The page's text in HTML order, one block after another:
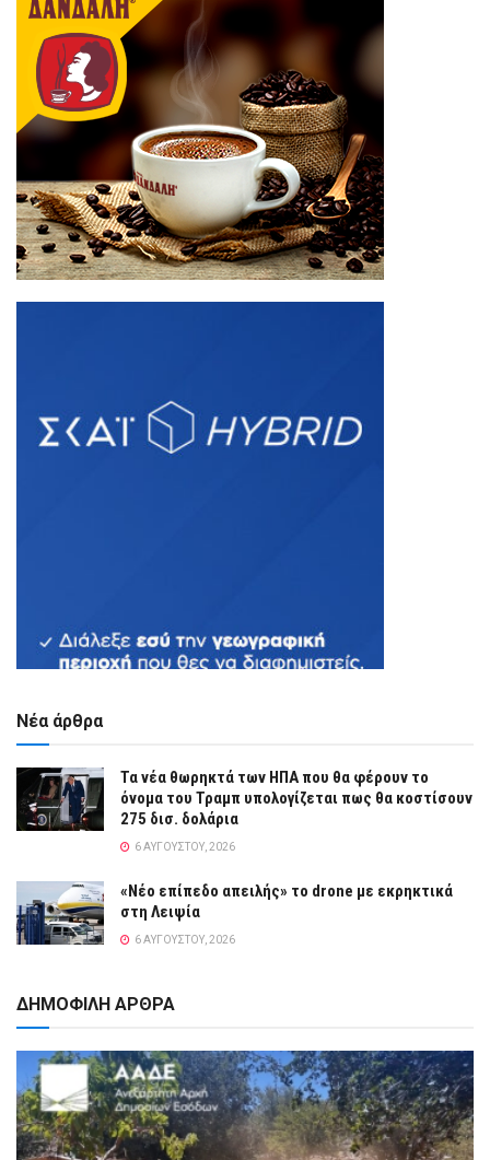
Νέα άρθρα
Τα νέα θωρηκτά των ΗΠΑ που θα φέρουν το
όνομα του Τραμπ υπολογίζεται πως θα κοστίσουν
275 δισ. δολάρια
6 ΑΥΓΟΎΣΤΟΥ, 2026
«Νέο επίπεδο απειλής» το drone με εκρηκτικά
στη Λειψία
6 ΑΥΓΟΎΣΤΟΥ, 2026
ΔΗΜΟΦΙΛΗ ΑΡΘΡΑ